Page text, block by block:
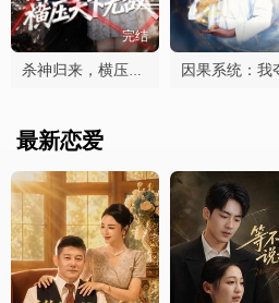
完结
杀神归来，横压天下无敌
最新恋爱